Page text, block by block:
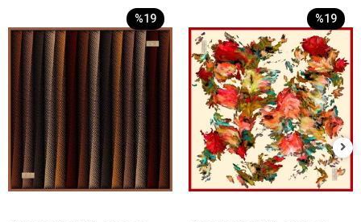
%19 %19